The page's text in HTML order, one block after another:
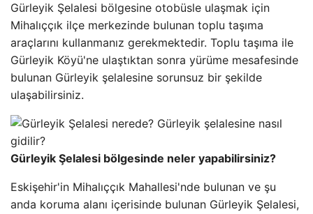
Gürleyik Şelalesi bölgesine otobüsle ulaşmak için
Mihalıççık ilçe merkezinde bulunan toplu taşıma
araçlarını kullanmanız gerekmektedir. Toplu taşıma ile
Gürleyik Köyü'ne ulaştıktan sonra yürüme mesafesinde
bulunan Gürleyik şelalesine sorunsuz bir şekilde
ulaşabilirsiniz.
Gürleyik Şelalesi bölgesinde neler yapabilirsiniz?
Eskişehir'in Mihalıççık Mahallesi'nde bulunan ve şu
anda koruma alanı içerisinde bulunan Gürleyik Şelalesi,